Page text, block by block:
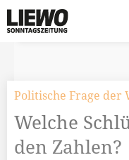
Politische Frage der
Welche
den Zahlen?